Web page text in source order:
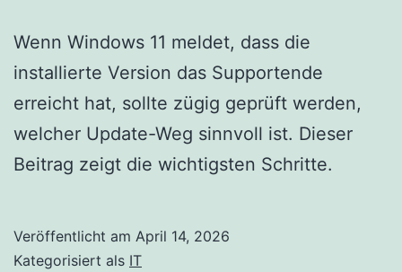
Wenn Windows 11 meldet, dass die
installierte Version das Supportende
erreicht hat, sollte zügig geprüft werden,
welcher Update-Weg sinnvoll ist. Dieser
Beitrag zeigt die wichtigsten Schritte.
Veröffentlicht am April 14, 2026
Kategorisiert als IT